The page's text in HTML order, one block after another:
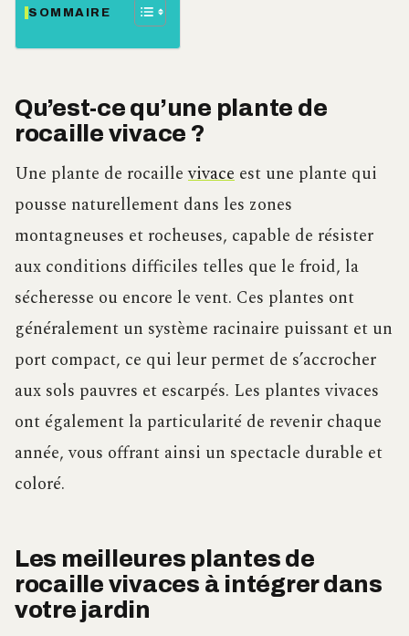
SOMMAIRE
Qu’est-ce qu’une plante de
rocaille vivace ?
Une plante de rocaillevivace est une plante qui
pousse naturellement dans les zones
montagneuses et rocheuses, capable de résister
aux conditions difficiles telles que le froid, la
sécheresse ou encore le vent. Ces plantes ont
généralement un système racinaire puissant et un
port compact, ce qui leur permet de s’accrocher
aux sols pauvres et escarpés. Les plantes vivaces
ont également la particularité de revenir chaque
année, vous offrant ainsi un spectacle durable et
coloré.
Les meilleures plantes de
rocaille vivaces à intégrer dans
votre jardin